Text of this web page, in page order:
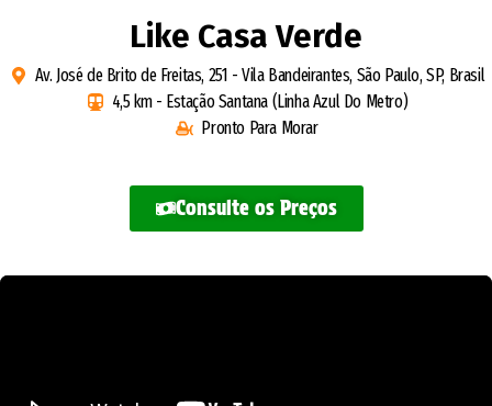
Like Casa Verde
Av. José de Brito de Freitas, 251 - Vila Bandeirantes, São Paulo, SP, Brasil
4,5 km - Estação Santana (Linha Azul Do Metro)
Pronto Para Morar
Consulte os Preços